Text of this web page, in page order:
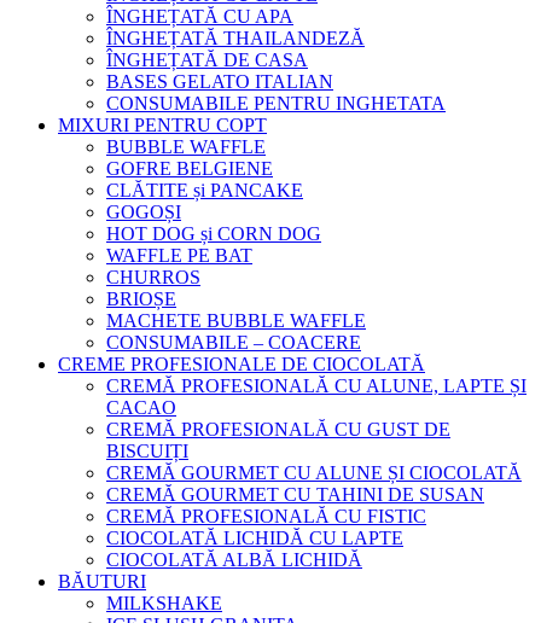
ÎNGHEȚATĂ CU APA
ÎNGHEȚATĂ THAILANDEZĂ
ÎNGHEȚATĂ DE CASA
BASES GELATO ITALIAN
CONSUMABILE PENTRU INGHETATA
MIXURI PENTRU COPT
BUBBLE WAFFLE
GOFRE BELGIENE
CLĂTITE și PANCAKE
GOGOȘI
HOT DOG și CORN DOG
WAFFLE PE BAT
CHURROS
BRIOȘE
MACHETE BUBBLE WAFFLE
CONSUMABILE – COACERE
CREME PROFESIONALE DE CIOCOLATĂ
CREMĂ PROFESIONALĂ CU ALUNE, LAPTE ȘI
CACAO
CREMĂ PROFESIONALĂ CU GUST DE
BISCUIȚI
CREMĂ GOURMET CU ALUNE ȘI CIOCOLATĂ
CREMĂ GOURMET CU TAHINI DE SUSAN
CREMĂ PROFESIONALĂ CU FISTIC
CIOCOLATĂ LICHIDĂ CU LAPTE
CIOCOLATĂ ALBĂ LICHIDĂ
BĂUTURI
MILKSHAKE